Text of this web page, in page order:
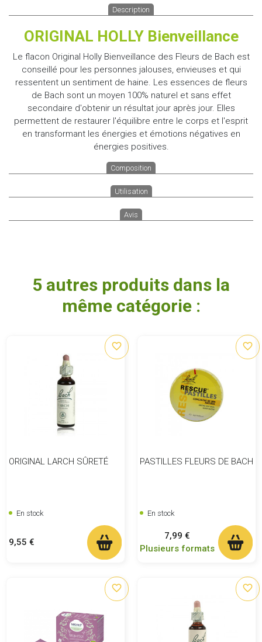
Description
ORIGINAL HOLLY Bienveillance
Le flacon Original Holly Bienveillance des Fleurs de Bach est
conseillé pour les personnes jalouses, envieuses et qui
ressentent un sentiment de haine. Les essences de fleurs
de Bach sont un moyen 100% naturel et sans effet
secondaire d'obtenir un résultat jour après jour. Elles
permettent de restaurer l'équilibre entre le corps et l'esprit
en transformant les énergies et émotions négatives en
énergies positives.
Composition
Utilisation
Avis
5 autres produits dans la
même catégorie :
ORIGINAL LARCH SÛRETÉ
favorite_border
En stock
Prix
9,55 €
PASTILLES FLEURS DE BACH
favorite_border
En stock
Prix
7,99 €
Plusieurs formats
favorite_border favorite_border